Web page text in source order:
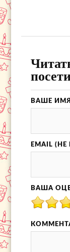
ВАШЕ ИМЯ
EMAIL
ВАША